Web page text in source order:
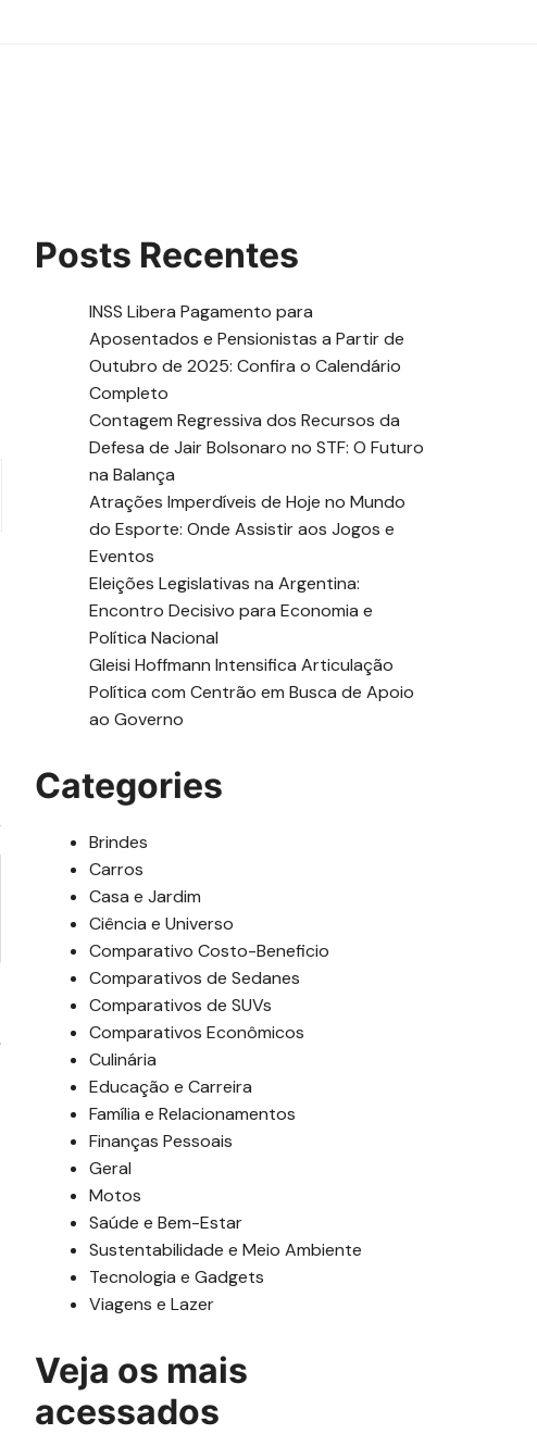
Posts Recentes
INSS Libera Pagamento para
Aposentados e Pensionistas a Partir de
Outubro de 2025: Confira o Calendário
Completo
Contagem Regressiva dos Recursos da
Defesa de Jair Bolsonaro no STF: O Futuro
na Balança
Atrações Imperdíveis de Hoje no Mundo
do Esporte: Onde Assistir aos Jogos e
Eventos
Eleições Legislativas na Argentina:
Encontro Decisivo para Economia e
Política Nacional
Gleisi Hoffmann Intensifica Articulação
Política com Centrão em Busca de Apoio
ao Governo
Categories
Brindes
Carros
Casa e Jardim
Ciência e Universo
Comparativo Costo-Beneficio
Comparativos de Sedanes
Comparativos de SUVs
Comparativos Econômicos
Culinária
Educação e Carreira
Família e Relacionamentos
Finanças Pessoais
Geral
Motos
Saúde e Bem-Estar
Sustentabilidade e Meio Ambiente
Tecnologia e Gadgets
Viagens e Lazer
Veja os mais
acessados